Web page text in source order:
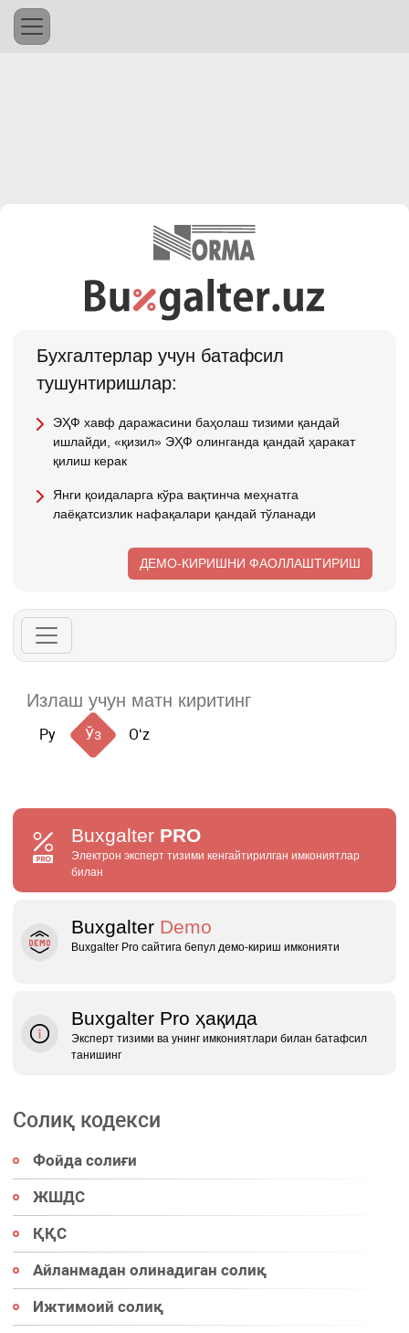
Бухгалтерлар учун батафсил
тушунтиришлар:
ЭҲФ хавф даражасини баҳолаш тизими қандай
ишлайди, «қизил» ЭҲФ олинганда қандай ҳаракат
қилиш керак
Янги қоидаларга кўра вақтинча меҳнатга
лаёқатсизлик нафақалари қандай тўланади
ДЕМО-КИРИШНИ ФАОЛЛАШТИРИШ
Ру Ўз Oʻz
Buxgalter PRO
Электрон эксперт тизими кенгайтирилган имкониятлар
билан
Buxgalter Demo
Buxgalter Pro сайтига бепул демо‑кириш имконияти
Buxgalter Pro ҳақида
Эксперт тизими ва унинг имкониятлари билан батафсил
танишинг
Солиқ кодекси
Фойда солиғи
ЖШДС
ҚҚС
Айланмадан олинадиган солиқ
Ижтимоий солиқ